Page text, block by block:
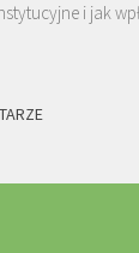
i jak